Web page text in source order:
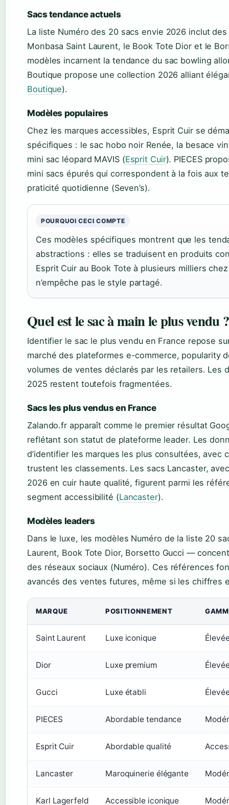
Sacs tendance actuels
La liste Numéro des 20 sacs envie 2026 inclut
Monbasa Saint Laurent, le Book Tote Dior et le
modèles incarnent la tendance du sac bowling
Boutique propose une collection 2026 alliant
Boutique).
Modèles populaires
Chez les marques accessibles, Esprit Cuir se
spécifiques : le sac hobo noir Renée, la besace
mini sac léopard MAVIS (Esprit Cuir). PIECES
mini sacs épurés qui correspondent à la fois aux
praticité quotidienne (Seven’s).
POURQUOI CECI COMPTE
Ces modèles spécifiques montrent que les
abstractions : elles se traduisent en produits
Esprit Cuir au Book Tote à plusieurs milliers
n’empêche pas le style partagé.
Quel est le sac à main le plus vendu ?
Identifier le sac le plus vendu en France repose
marché des plateformes e-commerce, popularity
volumes de ventes déclarés par les retailers. Les
2025 restent toutefois fragmentées.
Sacs les plus vendus en France
Zalando.fr apparaît comme le premier résultat
reflétant son statut de plateforme leader. Les
d’identifier les marques les plus consultées, avec
trustent les classements. Les sacs Lancaster,
2026 en cuir haute qualité, figurent parmi les
segment accessibilité (Lancaster).
Modèles leaders
Dans le luxe, les modèles Numéro de la liste 20
Laurent, Book Tote Dior, Borsetto Gucci —
des réseaux sociaux (Numéro). Ces références
avancés des ventes futures, même si les chiffres
MARQUE POSITIONNEMENT
Saint Laurent Luxe iconique
Dior Luxe premium
Gucci Luxe établi
PIECES Abordable tendance
Esprit Cuir Abordable qualité
Lancaster Maroquinerie élégante
Karl Lagerfeld Accessible iconique